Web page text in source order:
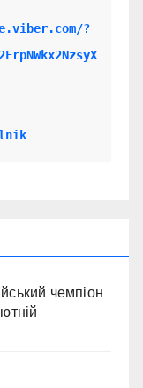
?
чемпіон